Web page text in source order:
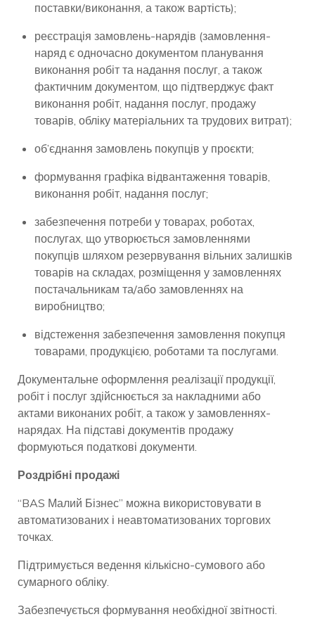
поставки/виконання, а також вартість);
реєстрація замовлень-нарядів (замовлення-
наряд є одночасно документом планування
виконання робіт та надання послуг, а також
фактичним документом, що підтверджує факт
виконання робіт, надання послуг, продажу
товарів, обліку матеріальних та трудових витрат);
об’єднання замовлень покупців у проєкти;
формування графіка відвантаження товарів,
виконання робіт, надання послуг;
забезпечення потреби у товарах, роботах,
послугах, що утворюється замовленнями
покупців шляхом резервування вільних залишків
товарів на складах, розміщення у замовленнях
постачальникам та/або замовленнях на
виробництво;
відстеження забезпечення замовлення покупця
товарами, продукцією, роботами та послугами.
Документальне оформлення реалізації продукції,
робіт і послуг здійснюється за накладними або
актами виконаних робіт, а також у замовленнях-
нарядах. На підставі документів продажу
формуються податкові документи.
Роздрібні продажі
“BAS Малий Бізнес” можна використовувати в
автоматизованих і неавтоматизованих торгових
точках.
Підтримується ведення кількісно-сумового або
сумарного обліку.
Забезпечується формування необхідної звітності.